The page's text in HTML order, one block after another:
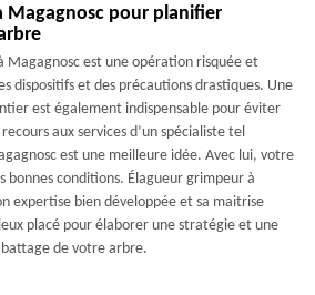
Magagnosc pour planifier
Magagnosc est une opération risquée et
dispositifs et des précautions drastiques. Une
est également indispensable pour éviter
aux services d’un spécialiste tel
est une meilleure idée. Avec lui, votre
bonnes conditions. Élagueur grimpeur à
expertise bien développée et sa maitrise
placé pour élaborer une stratégie et une
de votre arbre.